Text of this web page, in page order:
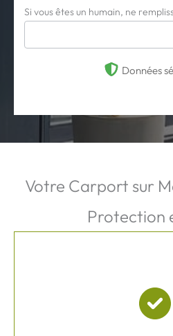
Si vous êtes un humain, ne
Données
Votre Carport sur
Protection